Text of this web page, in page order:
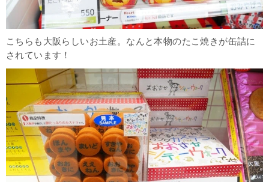
こちらも大阪らしいお土産。なんと本物のたこ焼きが缶詰に
されています！